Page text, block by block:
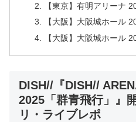
【東京】有明アリーナ
【大阪】大阪城ホール
【大阪】大阪城ホール
DISH//『DISH//
2025「群青飛行」』
リ・ライブレポ